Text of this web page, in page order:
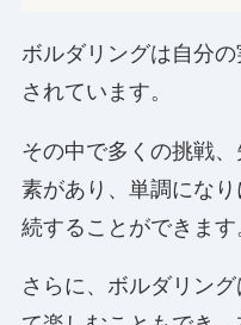
ボルダリングは自分
されています。
その中で多くの挑戦
素があり、単調にな
続することができます
さらに、ボルダリン